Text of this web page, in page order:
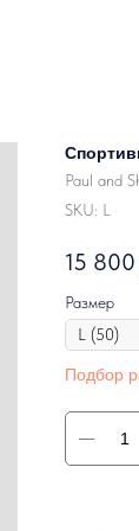
Paul and
SKU: L
15 800
Размер
Подбор